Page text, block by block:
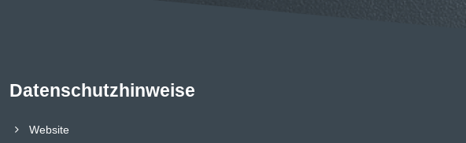
Datenschutzhinweise
Website